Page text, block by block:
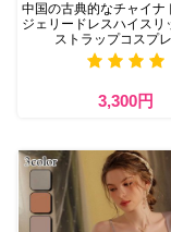
中国の古典的なチャイナ
ジェリードレスハイスリ
ストラップコスプ
3,300円